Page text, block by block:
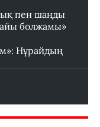
пен шаңды
болжамы»
Нұрайдың